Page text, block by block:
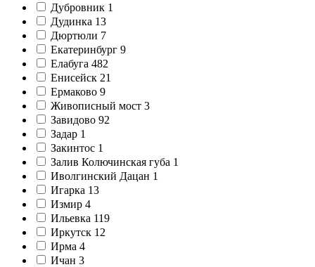
Дубровник 1
Дудинка 13
Дюртюли 7
Екатеринбург 9
Елабуга 482
Енисейск 21
Ермаково 9
Живописный мост 3
Завидово 92
Задар 1
Закинтос 1
Залив Колючинская губа 1
Иволгинский Дацан 1
Игарка 13
Измир 4
Ильевка 119
Иркутск 12
Ирма 4
Ичан 3